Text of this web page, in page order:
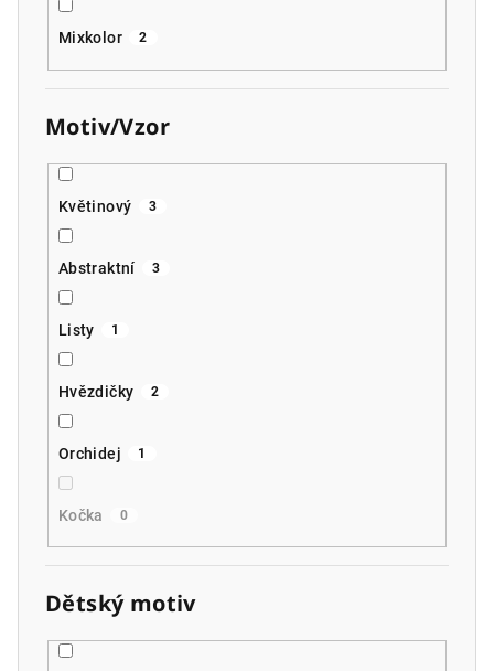
Mixkolor 2
Motiv/Vzor
Květinový 3
Abstraktní 3
Listy 1
Hvězdičky 2
Orchidej 1
Kočka 0
Dětský motiv